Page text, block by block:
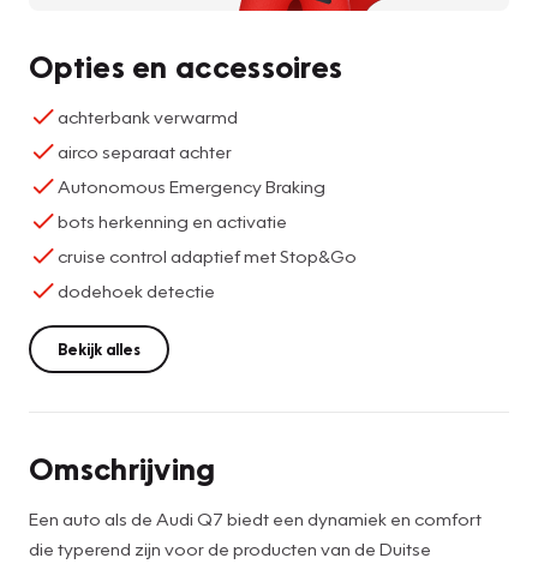
Opties en accessoires
achterbank verwarmd
airco separaat achter
Autonomous Emergency Braking
bots herkenning en activatie
cruise control adaptief met Stop&Go
dodehoek detectie
Bekijk alles
Omschrijving
Een auto als de Audi Q7 biedt een dynamiek en comfort
die typerend zijn voor de producten van de Duitse